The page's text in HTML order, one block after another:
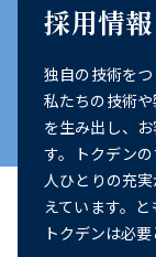
採用情報
独自の技術を
私たちの技術
を生み出し、
す。トクデン
人ひとりの充
えています。
トクデンは必要